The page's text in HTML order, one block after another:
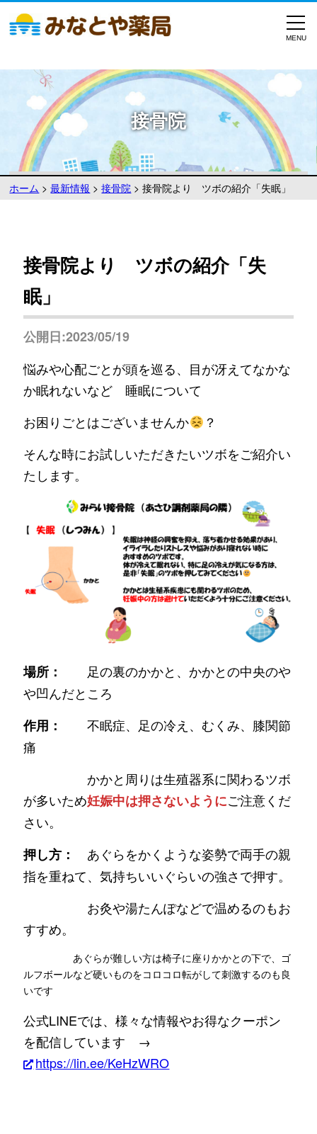
接骨院
ホーム >最新情報 >接骨院 >接骨院より ツボの紹介「失眠」
接骨院より ツボの紹介「失
眠」
公開日:2023/05/19
悩みや心配ごとが頭を巡る、目が冴えてなかな
か眠れないなど 睡眠について
お困りごとはございませんか
？
そんな時にお試しいただきたいツボをご紹介い
たします。
場所：
足の裏のかかと、かかとの中央のや
や凹んだところ
作用：
不眠症、足の冷え、むくみ、膝関節
痛
かかと周りは生殖器系に関わるツボ
が多いため妊娠中は押さないようにご注意くだ
さい。
押し方：
あぐらをかくような姿勢で両手の親
指を重ねて、気持ちいいぐらいの強さで押す。
お灸や湯たんぽなどで温めるのもお
すすめ。
あぐらが難しい方は椅子に座りかかとの下で、ゴ
ルフボールなど硬いものをコロコロ転がして刺激するのも良
いです
公式LINEでは、様々な情報やお得なクーポン
を配信しています →
https://lin.ee/KeHzWRO